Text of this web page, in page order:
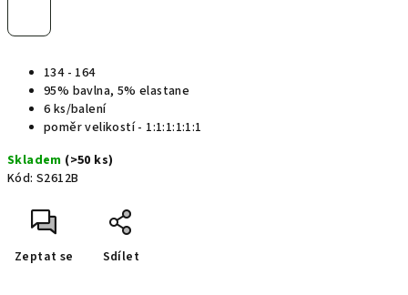
134 - 164
95% bavlna, 5% elastane
6 ks/balení
poměr velikostí - 1:1:1:1:1:1
Skladem (>50 ks)
Kód: S2612B
Zeptat se Sdílet